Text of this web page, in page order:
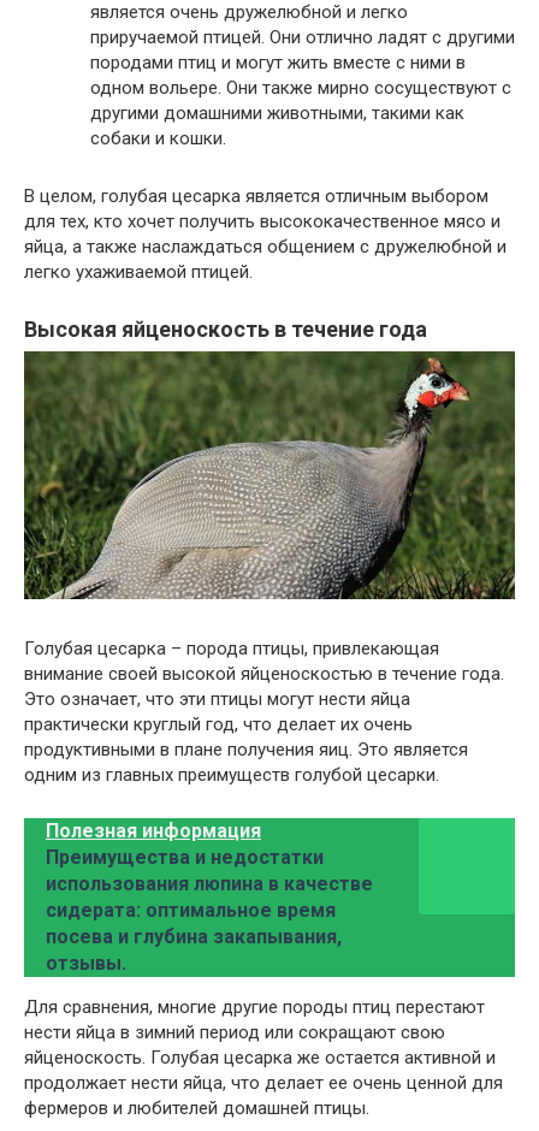
является очень дружелюбной и легко
приручаемой птицей. Они отлично ладят с другими
породами птиц и могут жить вместе с ними в
одном вольере. Они также мирно сосуществуют с
другими домашними животными, такими как
собаки и кошки.
В целом, голубая цесарка является отличным выбором
для тех, кто хочет получить высококачественное мясо и
яйца, а также наслаждаться общением с дружелюбной и
легко ухаживаемой птицей.
Высокая яйценоскость в течение года
Голубая цесарка – порода птицы, привлекающая
внимание своей высокой яйценоскостью в течение года.
Это означает, что эти птицы могут нести яйца
практически круглый год, что делает их очень
продуктивными в плане получения яиц. Это является
одним из главных преимуществ голубой цесарки.
Полезная информация
Преимущества и недостатки
использования люпина в качестве
сидерата: оптимальное время
посева и глубина закапывания,
отзывы.
Для сравнения, многие другие породы птиц перестают
нести яйца в зимний период или сокращают свою
яйценоскость. Голубая цесарка же остается активной и
продолжает нести яйца, что делает ее очень ценной для
фермеров и любителей домашней птицы.